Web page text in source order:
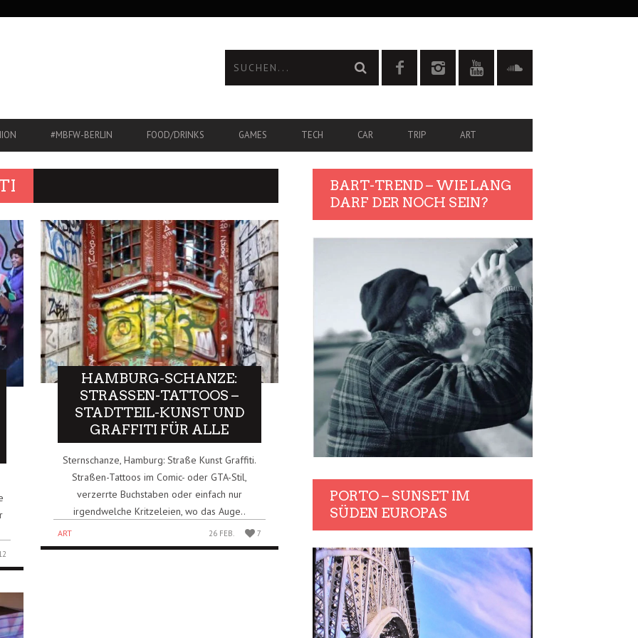
#MBFW-BERLIN FOOD/DRINKS GAMES TECH CAR TRIP ART
HAMBURG-SCHANZE:
STRASSEN-TATTOOS – S
TADTTEIL-KUNST UND G
RAFFITI FÜR ALLE
Sternschanze, Hamburg: Straße Kunst Graffiti.
Straßen-Tattoos im Comic- oder GTA-Stil,
verzerrte Buchstaben oder einfach nur
irgendwelche Kritzeleien, wo das Auge..
ART 26 FEB. 7
BART-TREND – WIE LANG
DARF DER NOCH SEIN?
PORTO – SUNSET IM
SÜDEN EUROPAS